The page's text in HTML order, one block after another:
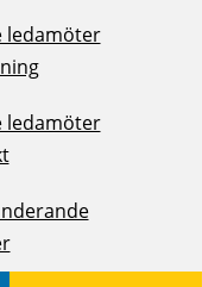
ledamöter
ledamöter